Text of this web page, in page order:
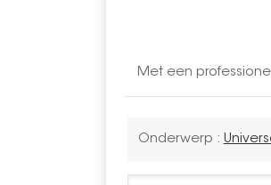
Met een
Onderwerp :